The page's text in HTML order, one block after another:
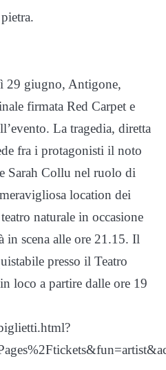
29 giugno, Antigone,
firmata Red Carpet e
La tragedia, diretta
fra i protagonisti il noto
Sarah Collu nel ruolo di
location dei
naturale in occasione
in scena alle ore 21.15. Il
presso il Teatro
loco a partire dalle ore 19